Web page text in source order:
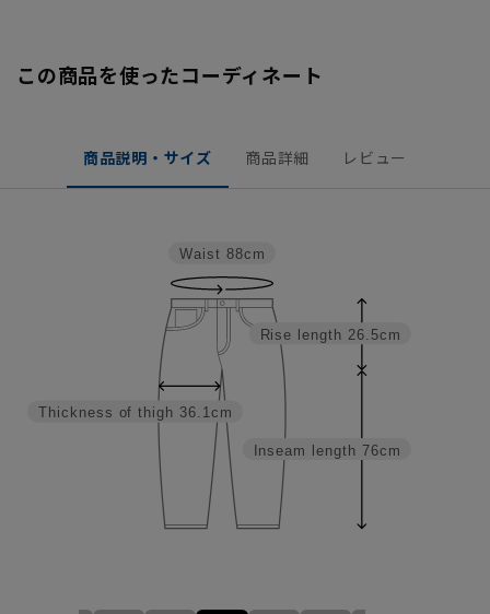
この商品を使ったコーディネート
商品説明・サイズ 商品詳細 レビュー
Inseam length 76cm
Rise length 26.5cm
Thickness of thigh 36.1cm
Waist 88cm